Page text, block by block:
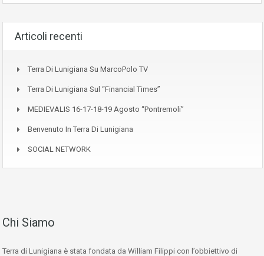
Articoli recenti
Terra Di Lunigiana Su MarcoPolo TV
Terra Di Lunigiana Sul “Financial Times”
MEDIEVALIS 16-17-18-19 Agosto “Pontremoli”
Benvenuto In Terra Di Lunigiana
SOCIAL NETWORK
Chi Siamo
Terra di Lunigiana è stata fondata da William Filippi con l’obbiettivo di